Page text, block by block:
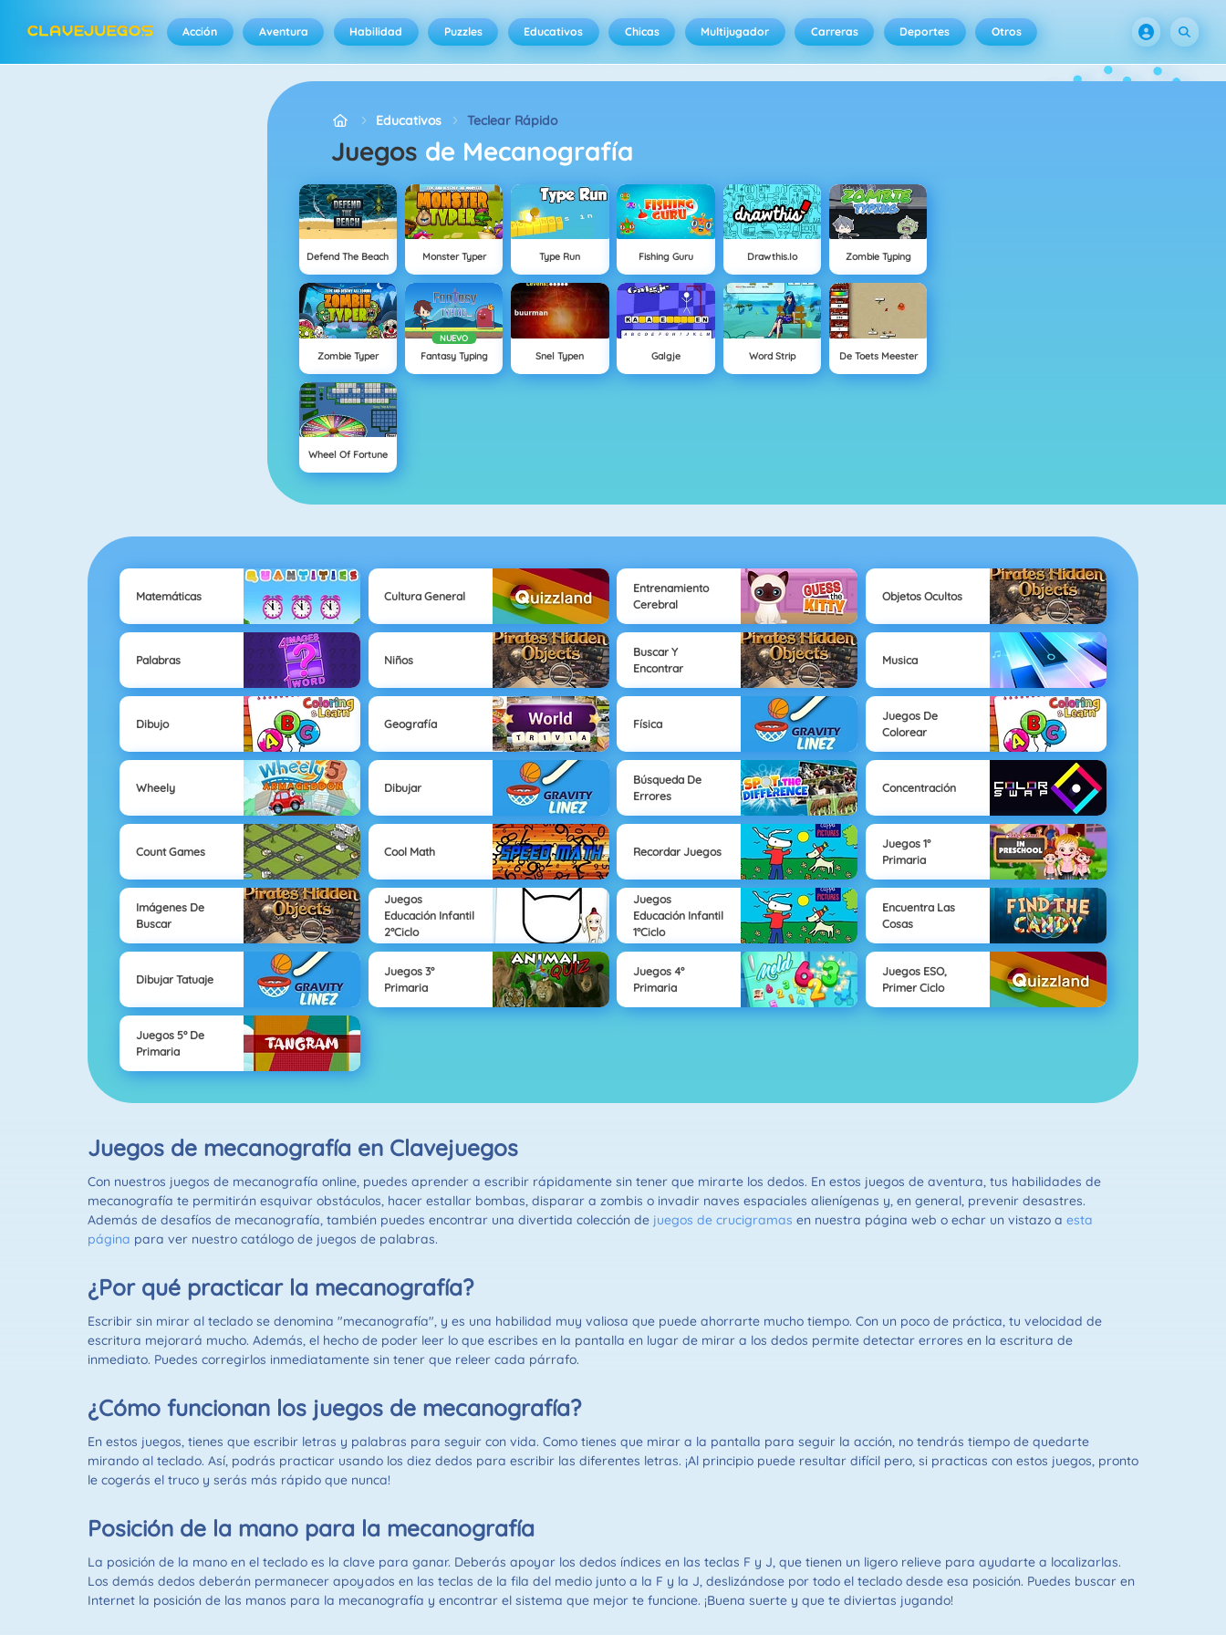
Acción Aventura Habilidad Puzzles Educativos Chicas Multijugador Carreras Deportes Otros
Educativos Teclear Rápido
Juegos de Mecanografía
Defend The Beach Monster Typer Type Run Fishing Guru Drawthis.io Zombie Typing
Zombie Typer
NUEVO
Fantasy Typing Snel Typen Galgje Word Strip De Toets Meester
Wheel Of Fortune
Matemáticas Cultura General
Entrenamiento
Cerebral
Objetos Ocultos
Palabras Niños
Buscar Y
Encontrar
Musica
Dibujo Geografía Física
Juegos De
Colorear
Wheely Dibujar
Búsqueda De
Errores
Concentración
Count Games Cool Math Recordar Juegos
Juegos 1°
Primaria
Imágenes De
Buscar
Juegos
Educación Infantil
2°Ciclo
Juegos
Educación Infantil
1°Ciclo
Encuentra Las
Cosas
Dibujar Tatuaje
Juegos 3°
Primaria
Juegos 4°
Primaria
Juegos ESO,
Primer Ciclo
Juegos 5º De
Primaria
Juegos de mecanografía en Clavejuegos
Con nuestros juegos de mecanografía online, puedes aprender a escribir rápidamente sin tener que mirarte los dedos. En estos juegos de aventura, tus habilidades de
mecanografía te permitirán esquivar obstáculos, hacer estallar bombas, disparar a zombis o invadir naves espaciales alienígenas y, en general, prevenir desastres.
Además de desafíos de mecanografía, también puedes encontrar una divertida colección de juegos de crucigramas en nuestra página web o echar un vistazo a esta
página para ver nuestro catálogo de juegos de palabras.
¿Por qué practicar la mecanografía?
Escribir sin mirar al teclado se denomina "mecanografía", y es una habilidad muy valiosa que puede ahorrarte mucho tiempo. Con un poco de práctica, tu velocidad de
escritura mejorará mucho. Además, el hecho de poder leer lo que escribes en la pantalla en lugar de mirar a los dedos permite detectar errores en la escritura de
inmediato. Puedes corregirlos inmediatamente sin tener que releer cada párrafo.
¿Cómo funcionan los juegos de mecanografía?
En estos juegos, tienes que escribir letras y palabras para seguir con vida. Como tienes que mirar a la pantalla para seguir la acción, no tendrás tiempo de quedarte
mirando al teclado. Así, podrás practicar usando los diez dedos para escribir las diferentes letras. ¡Al principio puede resultar difícil pero, si practicas con estos juegos, pronto
le cogerás el truco y serás más rápido que nunca!
Posición de la mano para la mecanografía
La posición de la mano en el teclado es la clave para ganar. Deberás apoyar los dedos índices en las teclas F y J, que tienen un ligero relieve para ayudarte a localizarlas.
Los demás dedos deberán permanecer apoyados en las teclas de la fila del medio junto a la F y la J, deslizándose por todo el teclado desde esa posición. Puedes buscar en
Internet la posición de las manos para la mecanografía y encontrar el sistema que mejor te funcione. ¡Buena suerte y que te diviertas jugando!